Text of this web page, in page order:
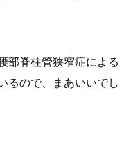
部脊柱管狭窄症による
るので、まあいいでし